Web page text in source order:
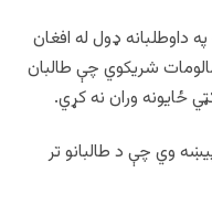
ډول له افغان
شریکوي چې طالبان
ځایونه وران نه کړي.
وي چې د طالبانو تر